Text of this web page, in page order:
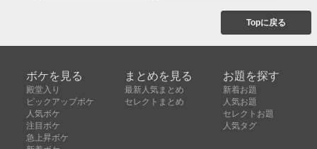
Topに戻る
ボケを見る
殿堂入り
ピックアップボケ
人気ボケ
注目ボケ
急上昇ボケ
まとめを見る
最新人気まとめ
セレクトまとめ
お題を探す
新着お題
人気お題
セレクトお題
人気タグ